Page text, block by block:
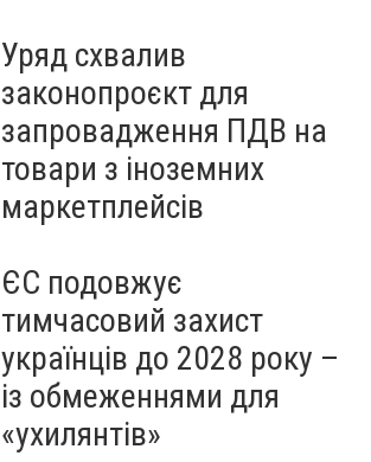
Уряд схвалив
законопроєкт для
запровадження ПДВ на
товари з іноземних
маркетплейсів
ЄС подовжує
тимчасовий захист
українців до 2028 року –
із обмеженнями для
«ухилянтів»